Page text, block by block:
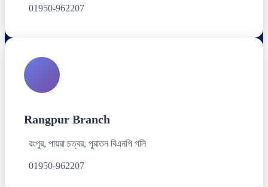
01950-962207
Rangpur Branch
রংপুর, পায়রা চত্বর, পুরাতন বিএনপি গলি
01950-962207